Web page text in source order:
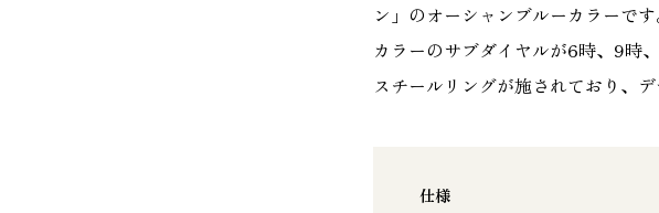
ン」のオーシャンブルーカラーで
カラーのサブダイヤルが6時、9時
スチールリングが施されており、
仕様